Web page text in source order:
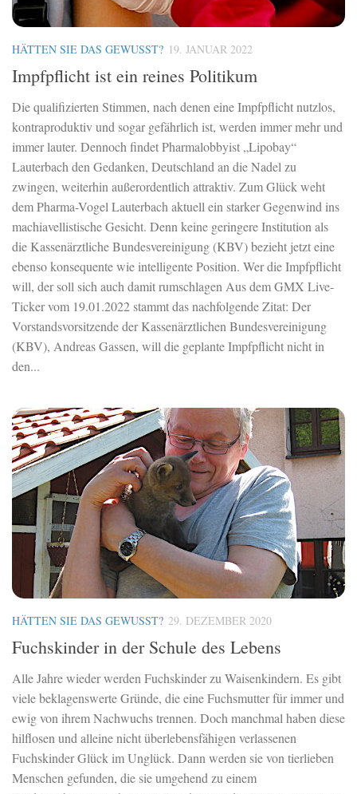
HÄTTEN SIE DAS GEWUSST? 19. JANUAR 2022
Impfpflicht ist ein reines Politikum
Die qualifizierten Stimmen, nach denen eine Impfpflicht nutzlos,
kontraproduktiv und sogar gefährlich ist, werden immer mehr und
immer lauter. Dennoch findet Pharmalobbyist „Lipobay“
Lauterbach den Gedanken, Deutschland an die Nadel zu
zwingen, weiterhin außerordentlich attraktiv. Zum Glück weht
dem Pharma-Vogel Lauterbach aktuell ein starker Gegenwind ins
machiavellistische Gesicht. Denn keine geringere Institution als
die Kassenärztliche Bundesvereinigung (KBV) bezieht jetzt eine
ebenso konsequente wie intelligente Position. Wer die Impfpflicht
will, der soll sich auch damit rumschlagen Aus dem GMX Live-
Ticker vom 19.01.2022 stammt das nachfolgende Zitat: Der
Vorstandsvorsitzende der Kassenärztlichen Bundesvereinigung
(KBV), Andreas Gassen, will die geplante Impfpflicht nicht in
den...
HÄTTEN SIE DAS GEWUSST? 29. DEZEMBER 2020
Fuchskinder in der Schule des Lebens
Alle Jahre wieder werden Fuchskinder zu Waisenkindern. Es gibt
viele beklagenswerte Gründe, die eine Fuchsmutter für immer und
ewig von ihrem Nachwuchs trennen. Doch manchmal haben diese
hilflosen und alleine nicht überlebensfähigen verlassenen
Fuchskinder Glück im Unglück. Dann werden sie von tierlieben
Menschen gefunden, die sie umgehend zu einem